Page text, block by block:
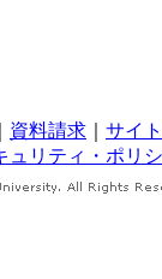
資料請求
サイ
ュリティ・ポリ